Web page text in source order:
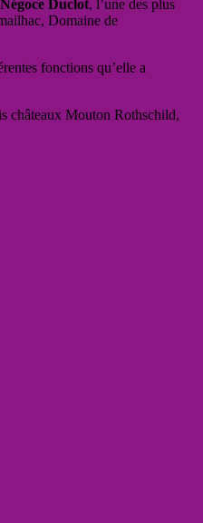
Duclot, l’une des plus
Domaine de
fonctions qu’elle a
châteaux Mouton Rothschild,